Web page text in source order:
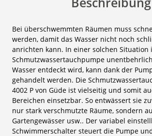
Bei überschwemmten Räumen muss
werden, damit das Wasser nicht noch
anrichten kann. In einer solchen Situation
Schmutzwassertauchpumpe
Wasser entdeckt wird, kann dank der
gehandelt werden. Die
4002 P von Güde ist vielseitig und somit
Bereichen einsetzbar. So entwässert sie
nur stark verschmutzte Räume, sondern
Gartengewässer usw.. Der variabel
Schwimmerschalter steuert die Pumpe